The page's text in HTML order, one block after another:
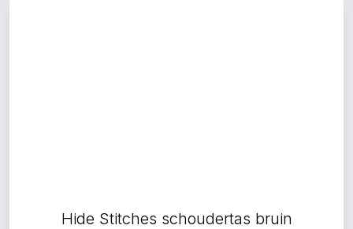
Hide Stitches schoudertas bruin